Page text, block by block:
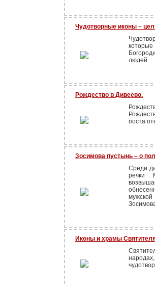
Чудотворные иконы –
людей.
Рождество в Дивеево.
поста
Зосимова пустынь – о
Среди
речки
Иконы и храмы